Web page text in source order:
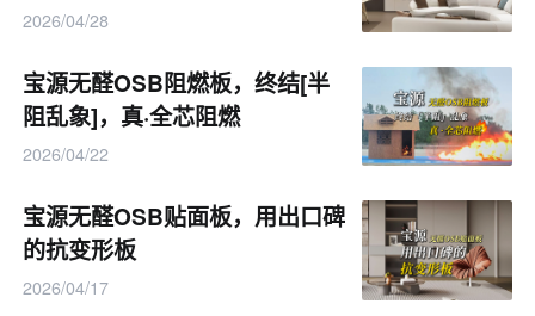
2026/04/28
宝源无醛OSB阻燃板，终结[半
阻乱象]，真·全芯阻燃
2026/04/22
宝源无醛OSB贴面板，用出口碑
的抗变形板
2026/04/17